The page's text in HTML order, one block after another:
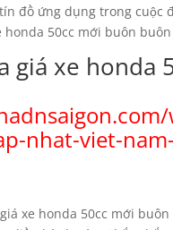
đồ ứng dụng trong cuộc
50cc mới buôn
giá xe honda
nhat-viet-
xe honda 50cc mới